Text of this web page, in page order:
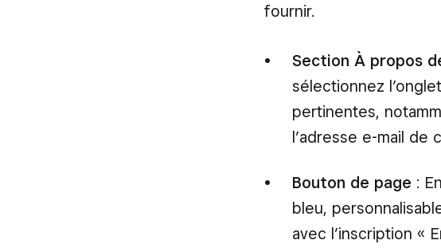
fournir.
Section À propos
sélectionnez
pertinentes,
l’adresse e-mail
Bouton de page :
bleu,
avec l’inscription «